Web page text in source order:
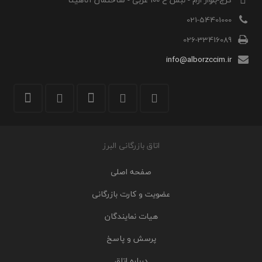
021-54401000
026-33416089
info@alborzccim.ir
اتاق بازرگانی البرز
صفحه اصلی
عضویت و کارت بازرگانی
هیات نمایندگان
پرسش و پاسخ